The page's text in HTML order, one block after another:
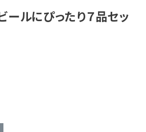
ールにぴったり７品セッ